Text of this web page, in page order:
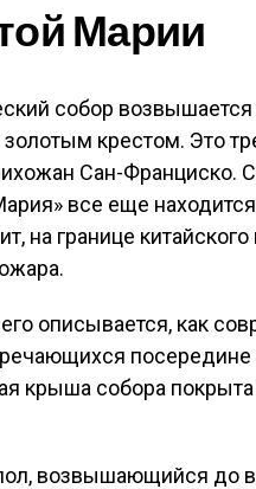
Марии
собор возвышается
крестом. Это
Сан-Франциско.
все еще
на границе китайского
описывается, как
посередине
крыша собора
возвышающийся до